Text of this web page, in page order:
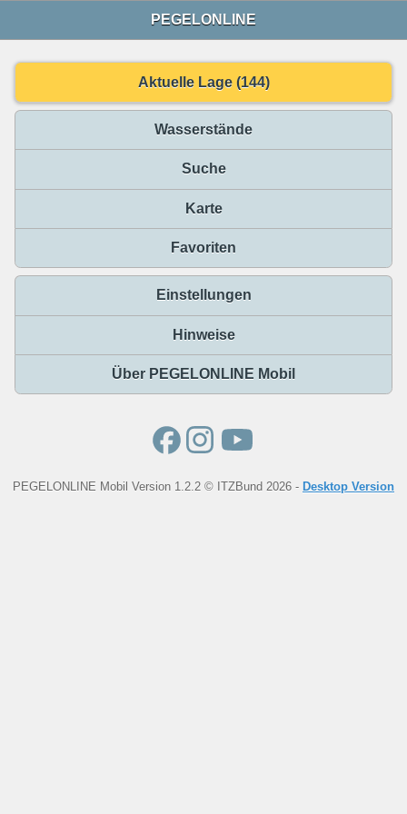
PEGELONLINE
Aktuelle Lage (144)
Wasserstände
Suche
Karte
Favoriten
Einstellungen
Hinweise
Über PEGELONLINE Mobil
PEGELONLINE Mobil Version 1.2.2 © ITZBund 2026 - Desktop Version